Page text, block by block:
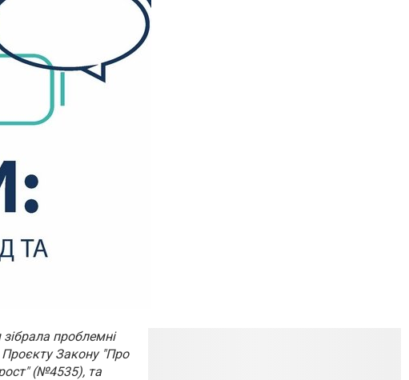
проблемні
Проєкту Закону "Про
(№4535), та